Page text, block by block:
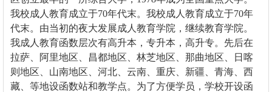
我校成人教育成立于70年代末。我校成人教育成立于70年
代末。由当初的夜大发展成人教育学院，继续教育学院。
我成人教育函数层次有高升本，专升本，高升专。先后在
拉萨、阿里地区、昌都地区、林芝地区、那曲地区、日喀
则地区、山南地区、河北、云南、重庆、新疆、青海、西
藏、等地设函数站和教学点。为了方便学员，学校开设函